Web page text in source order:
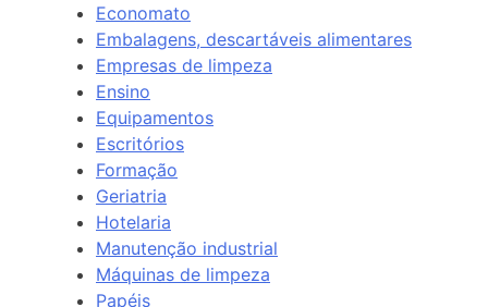
Economato
Embalagens, descartáveis alimentares
Empresas de limpeza
Ensino
Equipamentos
Escritórios
Formação
Geriatria
Hotelaria
Manutenção industrial
Máquinas de limpeza
Papéis